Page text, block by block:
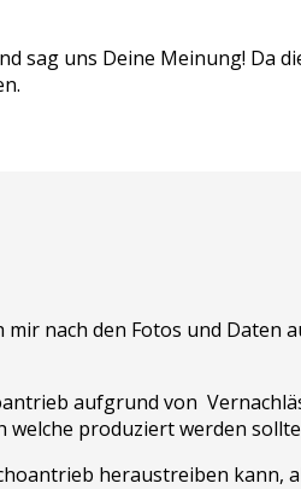
sag uns Deine Meinung! Da
nach den Fotos und Daten
aufgrund von
welche produziert werden
heraustreiben kann,